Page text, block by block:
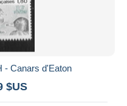
- Canars d'Eaton
$US